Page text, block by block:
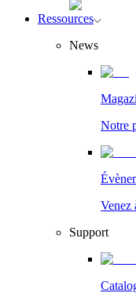
Ressources
News
Notre
Venez
Support